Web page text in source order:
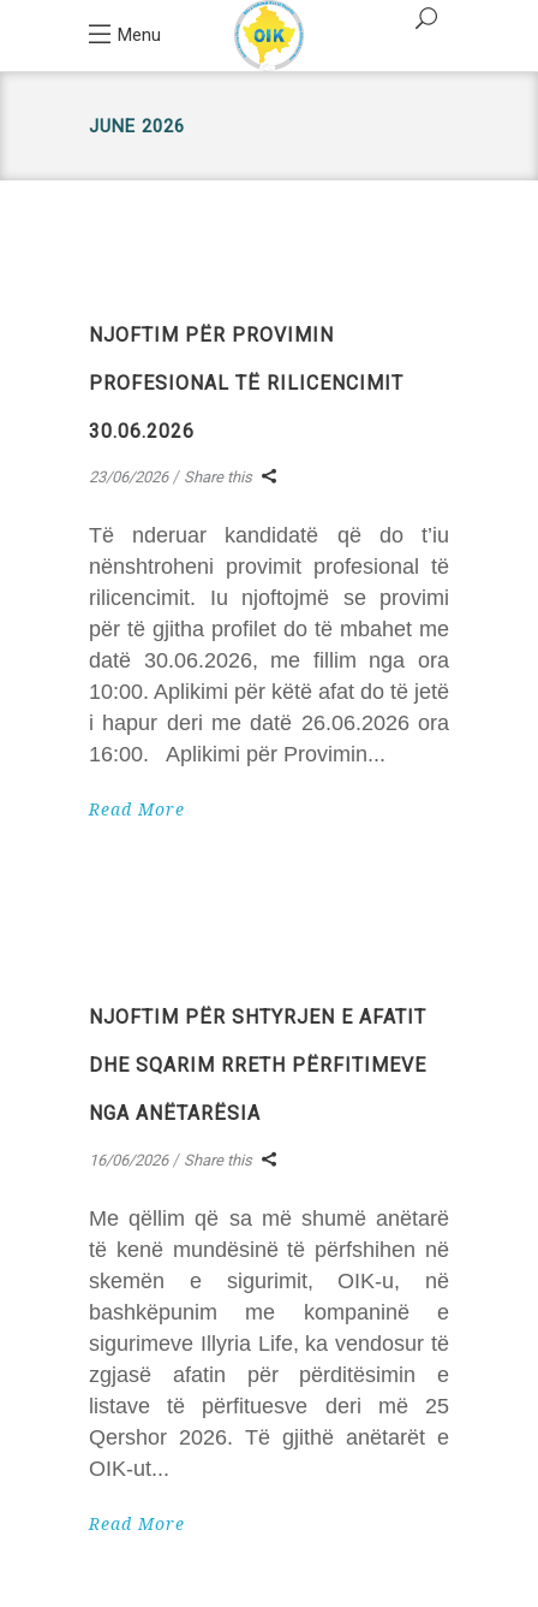
Menu
JUNE 2026
NJOFTIM PËR PROVIMIN
PROFESIONAL TË RILICENCIMIT
30.06.2026
23/06/2026 Share this
Të nderuar kandidatë që do t’iu
nënshtroheni provimit profesional të
rilicencimit. Iu njoftojmë se provimi
për të gjitha profilet do të mbahet me
datë 30.06.2026, me fillim nga ora
10:00. Aplikimi për këtë afat do të jetë
i hapur deri me datë 26.06.2026 ora
16:00. Aplikimi për Provimin
Read More
NJOFTIM PËR SHTYRJEN E AFATIT
DHE SQARIM RRETH PËRFITIMEVE
NGA ANËTARËSIA
16/06/2026 Share this
Me qëllim që sa më shumë anëtarë
të kenë mundësinë të përfshihen në
skemën e sigurimit, OIK-u, në
bashkëpunim me kompaninë e
sigurimeve Illyria Life, ka vendosur të
zgjasë afatin për përditësimin e
listave të përfituesve deri më 25
Qershor 2026. Të gjithë anëtarët e
OIK-ut
Read More